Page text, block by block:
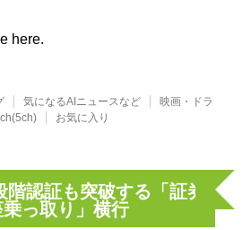
here.
気になるAIニュースなど
映画・ドラ
お気に入り
認証も突破する「証券
乗っ取り」横行